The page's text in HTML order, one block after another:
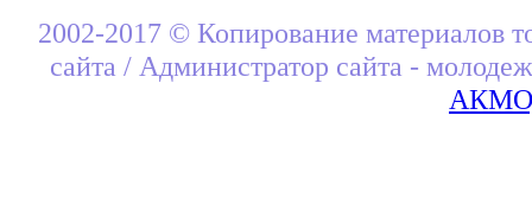
2002-2017 © Копирование материалов
сайта / Администратор сайта -